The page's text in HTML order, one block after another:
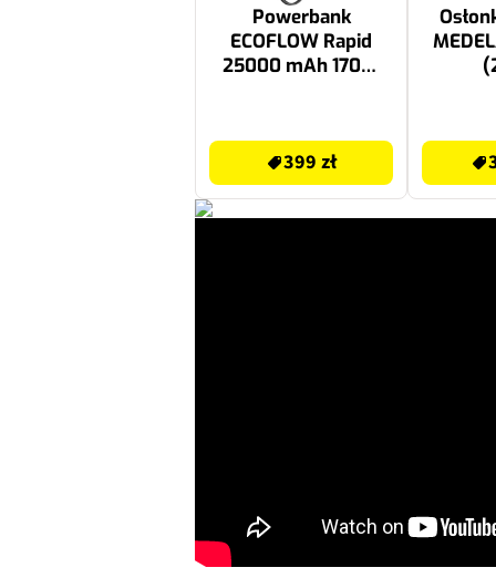
Powerbank
ECOFLOW Rapid
25000 mAh 170W
399 zł